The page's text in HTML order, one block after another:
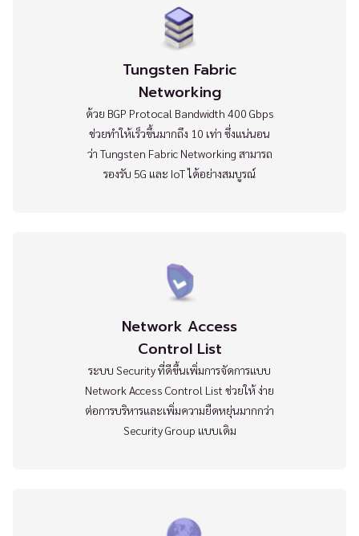
Tungsten Fabric
Networking
ด้วย BGP Protocal Bandwidth 400 Gbps
ช่วยทำให้เร็วขึ้นมากถึง 10 เท่า ซึ่งแน่นอน
ว่า Tungsten Fabric Networking สามารถ
รองรับ 5G และ IoT ได้อย่างสมบูรณ์
Network Access
Control List
ระบบ Security ที่ดีขึ้นเพิ่มการจัดการแบบ
Network Access Control List ช่วยให้ ง่าย
ต่อการบริหารและเพิ่มความยืดหยุ่นมากกว่า
Security Group แบบเดิม